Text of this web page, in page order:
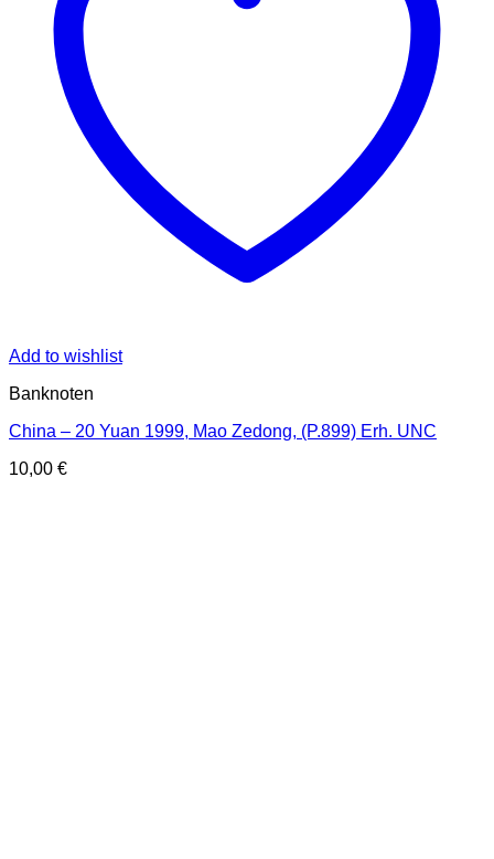
Add to wishlist
Banknoten
China – 20 Yuan 1999, Mao Zedong, (P.899) Erh. UNC
10,00 €